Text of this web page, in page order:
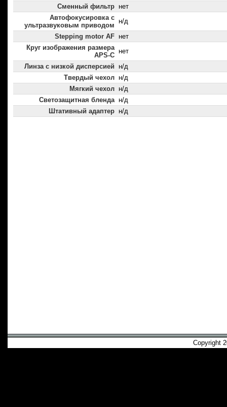
Сменный фильтр нет
Автофокусировка с
ультразвуковым приводом
н/д
Stepping motor AF нет
Круг изображения размера
APS-C
нет
Линза с низкой дисперсией
н/д
Твердый чехол н/д
Мягкий чехол н/д
Светозащитная бленда н/д
Штативный адаптер н/д
Copyright